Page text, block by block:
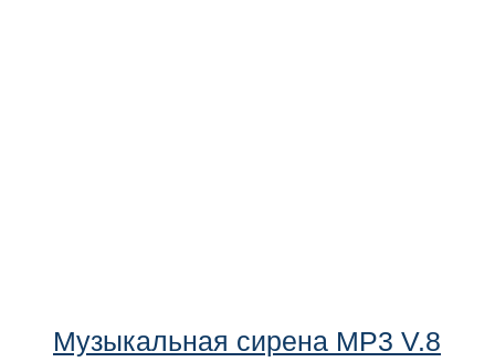
Музыкальная сирена MP3 V.8